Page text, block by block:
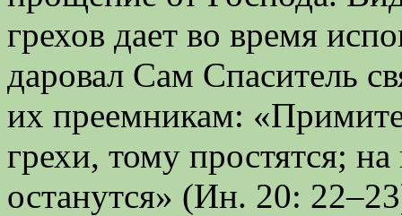
грехов дает во время
даровал Сам Спаситель
их преемникам:
грехи, тому простятся;
останутся» (Ин. 20: